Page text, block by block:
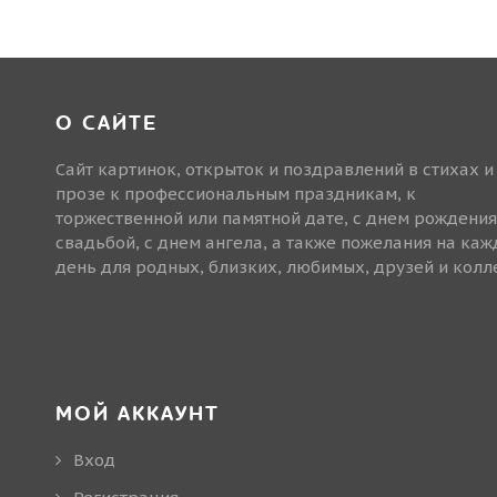
О САЙТЕ
Сайт картинок, открыток и поздравлений в стихах и
прозе к профессиональным праздникам, к
торжественной или памятной дате, с днем
свадьбой, с днем ангела, а также пожелания на
день для родных, близких, любимых, друзей и
МОЙ АККАУНТ
Вход